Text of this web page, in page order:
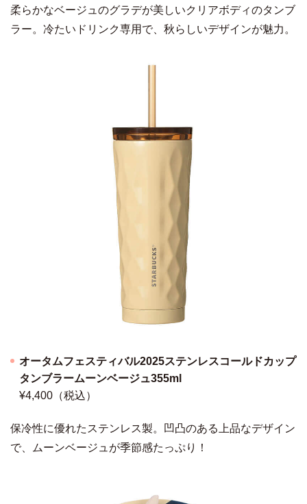
柔らかなベージュのグラデが美しいクリアボディのタンブ
ラー。冷たいドリンク専用で、秋らしいデザインが魅力。
オータムフェスティバル2025ステンレスコールドカップ
タンブラームーンベージュ355ml
¥4,400（税込）
保冷性に優れたステンレス製。凹凸のある上品なデザイン
で、ムーンベージュが季節感たっぷり！